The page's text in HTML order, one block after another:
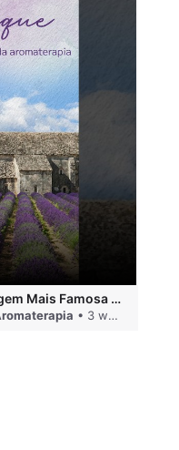
QUINARÍ - Sénanque, a Paisagem Mais Famosa da Aromaterapia
• 3 weeks ago